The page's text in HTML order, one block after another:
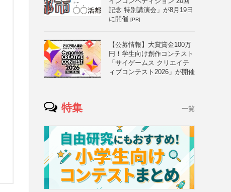
記念 特別講演会」が8月19日
に開催 [PR]
【公募情報】大賞賞金100万
円！学生向け創作コンテスト
「サイゲームス クリエイテ
ィブコンテスト2026」が開催
特集 一覧